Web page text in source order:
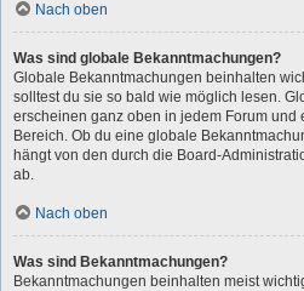
Nach oben
Was sind globale Bekanntmachungen?
Globale Bekanntmachungen beinhalten
solltest du sie so bald wie möglich lesen.
erscheinen ganz oben in jedem Forum
Bereich. Ob du eine globale
hängt von den durch die Board-
ab.
Nach oben
Was sind Bekanntmachungen?
Bekanntmachungen beinhalten meist